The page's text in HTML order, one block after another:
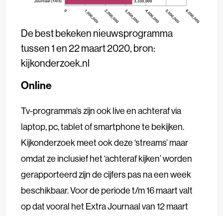
De best bekeken nieuwsprogramma
tussen 1 en 22 maart 2020, bron:
kijkonderzoek.nl
Online
Tv-programma’s zijn ook live en achteraf via
laptop, pc, tablet of smartphone te bekijken.
Kijkonderzoek meet ook deze ‘streams’ maar
omdat ze inclusief het ‘achteraf kijken’ worden
gerapporteerd zijn de cijfers pas na een week
beschikbaar. Voor de periode t/m 16 maart valt
op dat vooral het Extra Journaal van 12 maart